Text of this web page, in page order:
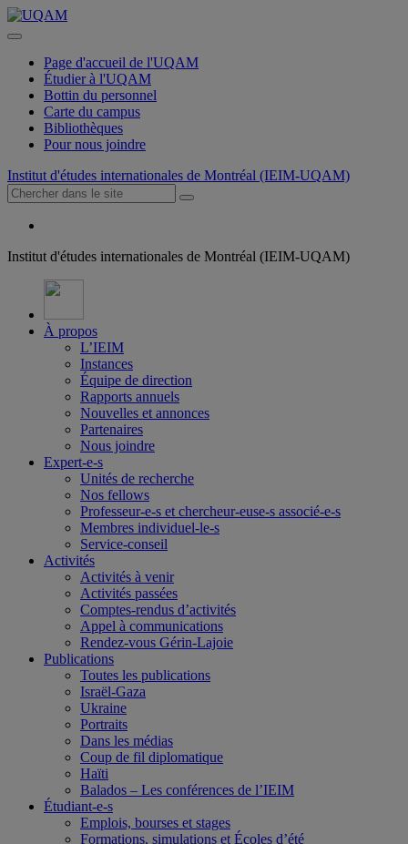
Page d'accueil de l'UQAM
Étudier à l'UQAM
Bottin du personnel
Carte du campus
Bibliothèques
Pour nous joindre
Institut d'études internationales de Montréal (IEIM-UQAM)
Institut d'études internationales de Montréal (IEIM-UQAM)
À propos
L’IEIM
Instances
Équipe de direction
Rapports annuels
Nouvelles et annonces
Partenaires
Nous joindre
Expert-e-s
Unités de recherche
Nos fellows
Professeur-e-s et chercheur-euse-s associé-e-s
Membres individuel-le-s
Service-conseil
Activités
Activités à venir
Activités passées
Comptes-rendus d’activités
Appel à communications
Rendez-vous Gérin-Lajoie
Publications
Toutes les publications
Israël-Gaza
Ukraine
Portraits
Dans les médias
Coup de fil diplomatique
Haïti
Balados – Les conférences de l’IEIM
Étudiant-e-s
Emplois, bourses et stages
Formations, simulations et Écoles d’été